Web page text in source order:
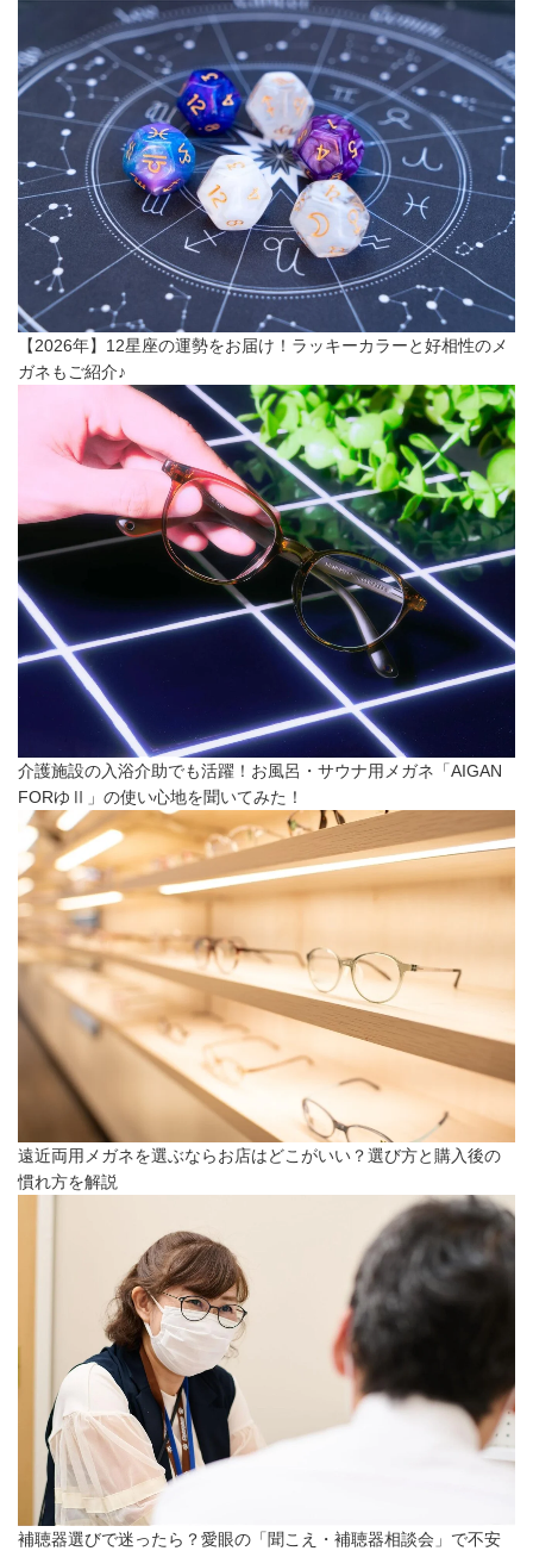
【2026年】12星座の運勢をお届け！ラッキーカラーと好相性のメ
ガネもご紹介♪
介護施設の入浴介助でも活躍！お風呂・サウナ用メガネ「AIGAN
FORゆⅡ」の使い心地を聞いてみた！
遠近両用メガネを選ぶならお店はどこがいい？選び方と購入後の
慣れ方を解説
補聴器選びで迷ったら？愛眼の「聞こえ・補聴器相談会」で不安